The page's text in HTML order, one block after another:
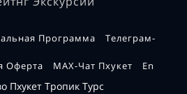
Программа Телеграм-
Оферта MAX-Чат Пхукет En
Пхукет Тропик Турс